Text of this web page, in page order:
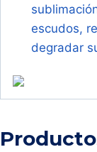
escudos,
degradar